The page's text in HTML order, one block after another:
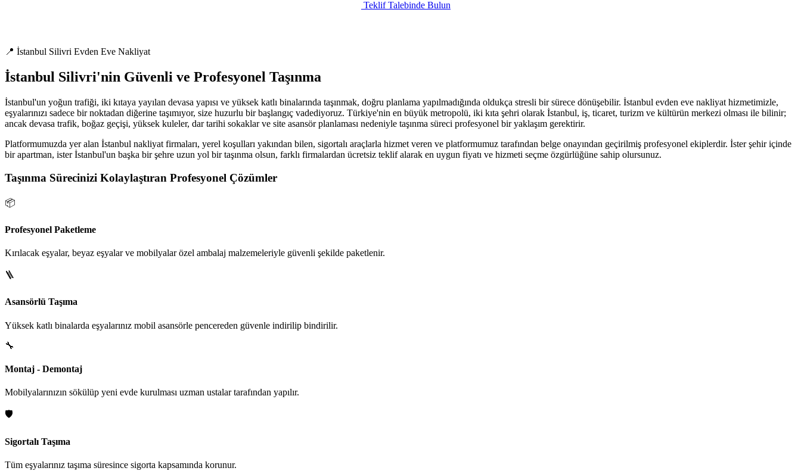
Teklif Talebinde Bulun
📍 İstanbul Silivri Evden Eve Nakliyat
İstanbul Silivri'nin Güvenli ve Profesyonel Taşınma
İstanbul'un yoğun trafiği, iki kıtaya yayılan devasa yapısı ve yüksek katlı binalarında taşınmak, doğru planlama yapılmadığında oldukça stresli bir sürece dönüşebilir. İstanbul evden eve nakliyat hizmetimizle,
eşyalarınızı sadece bir noktadan diğerine taşımıyor, size huzurlu bir başlangıç vadediyoruz. Türkiye'nin en büyük metropolü, iki kıta şehri olarak İstanbul, iş, ticaret, turizm ve kültürün merkezi olması ile bilinir;
ancak devasa trafik, boğaz geçişi, yüksek kuleler, dar tarihi sokaklar ve site asansör planlaması nedeniyle taşınma süreci profesyonel bir yaklaşım gerektirir.
Platformumuzda yer alan İstanbul nakliyat firmaları, yerel koşulları yakından bilen, sigortalı araçlarla hizmet veren ve platformumuz tarafından belge onayından geçirilmiş profesyonel ekiplerdir. İster şehir içinde
bir apartman, ister İstanbul'un başka bir şehre uzun yol bir taşınma olsun, farklı firmalardan ücretsiz teklif alarak en uygun fiyatı ve hizmeti seçme özgürlüğüne sahip olursunuz.
Taşınma Sürecinizi Kolaylaştıran Profesyonel Çözümler
📦
Profesyonel Paketleme
Kırılacak eşyalar, beyaz eşyalar ve mobilyalar özel ambalaj malzemeleriyle güvenli şekilde paketlenir.
🪜
Asansörlü Taşıma
Yüksek katlı binalarda eşyalarınız mobil asansörle pencereden güvenle indirilip bindirilir.
🔧
Montaj - Demontaj
Mobilyalarınızın sökülüp yeni evde kurulması uzman ustalar tarafından yapılır.
🛡️
Sigortalı Taşıma
Tüm eşyalarınız taşıma süresince sigorta kapsamında korunur.